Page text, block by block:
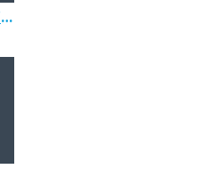
Alpha innotec Alira LWD lauko monoblokas su vidaus komponentu hidraulikos bokštu HTD, 9.0/10.1 kW (trifazis)